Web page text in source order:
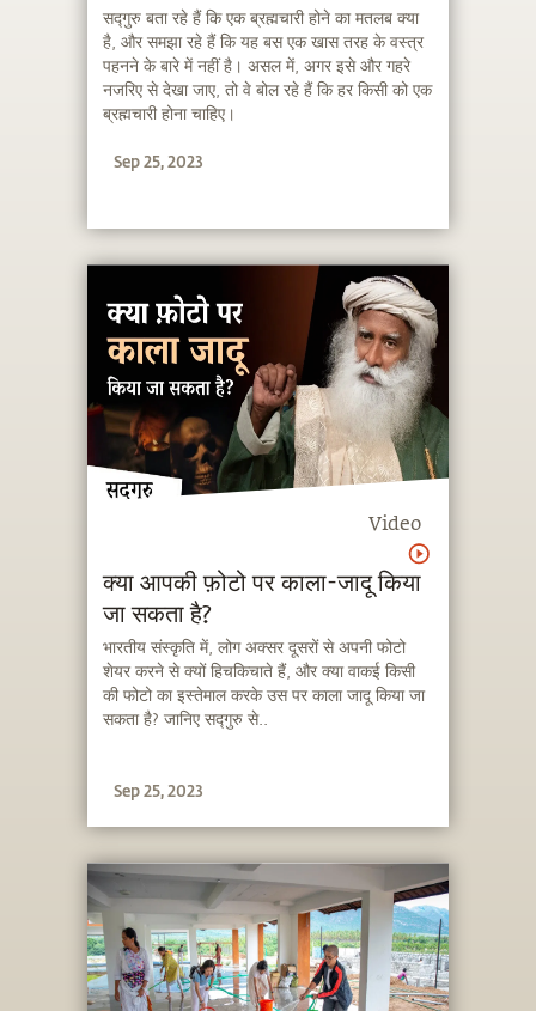
सद्गुरु बता रहे हैं कि एक ब्रह्मचारी होने का मतलब क्या
है, और समझा रहे हैं कि यह बस एक खास तरह के वस्त्र
पहनने के बारे में नहीं है। असल में, अगर इसे और गहरे
नजरिए से देखा जाए, तो वे बोल रहे हैं कि हर किसी को एक
ब्रह्मचारी होना चाहिए।
Sep 25, 2023
Video
क्या आपकी फ़ोटो पर काला-जादू किया
जा सकता है?
भारतीय संस्कृति में, लोग अक्सर दूसरों से अपनी फोटो
शेयर करने से क्यों हिचकिचाते हैं, और क्या वाकई किसी
की फोटो का इस्तेमाल करके उस पर काला जादू किया जा
सकता है? जानिए सद्गुरु से..
Sep 25, 2023